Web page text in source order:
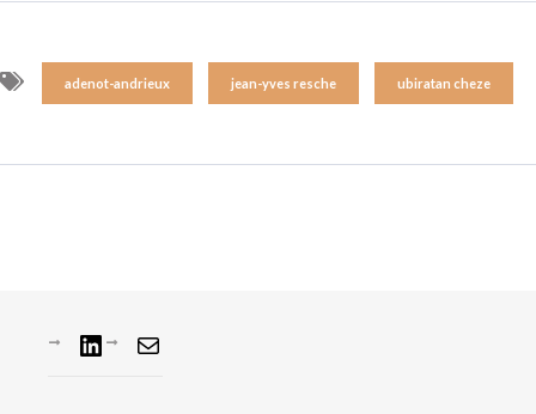
adenot-andrieux jean-yves resche ubiratan cheze